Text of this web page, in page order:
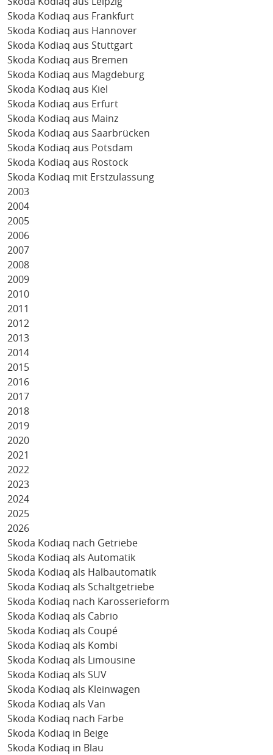
Skoda Kodiaq aus Frankfurt
Skoda Kodiaq aus Hannover
Skoda Kodiaq aus Stuttgart
Skoda Kodiaq aus Bremen
Skoda Kodiaq aus Magdeburg
Skoda Kodiaq aus Kiel
Skoda Kodiaq aus Erfurt
Skoda Kodiaq aus Mainz
Skoda Kodiaq aus Saarbrücken
Skoda Kodiaq aus Potsdam
Skoda Kodiaq aus Rostock
Skoda Kodiaq mit Erstzulassung
2003
2004
2005
2006
2007
2008
2009
2010
2011
2012
2013
2014
2015
2016
2017
2018
2019
2020
2021
2022
2023
2024
2025
2026
Skoda Kodiaq nach Getriebe
Skoda Kodiaq als Automatik
Skoda Kodiaq als Halbautomatik
Skoda Kodiaq als Schaltgetriebe
Skoda Kodiaq nach Karosserieform
Skoda Kodiaq als Cabrio
Skoda Kodiaq als Coupé
Skoda Kodiaq als Kombi
Skoda Kodiaq als Limousine
Skoda Kodiaq als SUV
Skoda Kodiaq als Kleinwagen
Skoda Kodiaq als Van
Skoda Kodiaq nach Farbe
Skoda Kodiaq in Beige
Skoda Kodiaq in Blau